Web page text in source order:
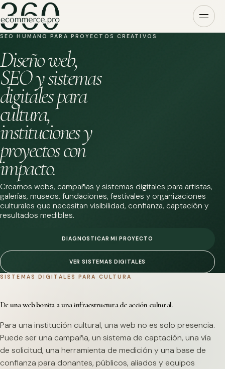
SEO HUMANO PARA PROYECTOS CREATIVOS
Diseño web,
SEO y sistemas
digitales para
cultura,
instituciones y
proyectos con
impacto.
Creamos webs, campañas y sistemas digitales para artistas,
galerías, museos, fundaciones, festivales y organizaciones
culturales que necesitan visibilidad, confianza, captación y
resultados medibles.
DIAGNOSTICAR MI PROYECTO
VER SISTEMAS DIGITALES
SISTEMAS DIGITALES PARA CULTURA
De una web bonita a una infraestructura de acción cultural.
Para una institución cultural, una web no es solo presencia.
Puede ser una campaña, un sistema de captación, una vía
de solicitud, una herramienta de medición y una base de
confianza para donantes, públicos, aliados y equipos